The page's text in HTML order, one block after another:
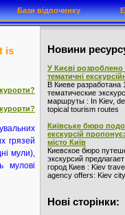
Новини
У Києві розроблено
тематичні
В Киеве разработана
тематические
маршруты : In Kiev,
topical tourism routes
Київське бюро
екскурсій пропонує:
місто Київ
Киевское бюро
экскурсий
город Киев : Kiev
agency offers: Kiev
Нові сторінки:
is
грязей
мули),
мулові
Бази відпочинку